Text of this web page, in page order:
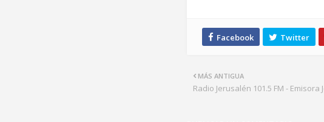
MÁS ANTIGUA
Radio Jerusalén 101.5 FM - Emisora